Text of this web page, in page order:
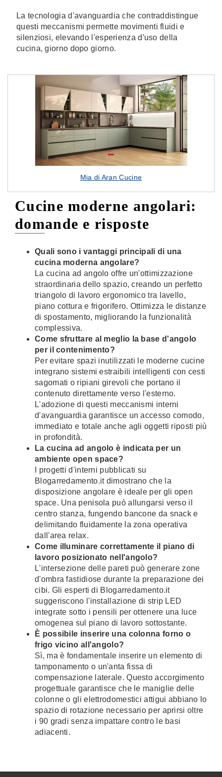
La tecnologia d'avanguardia che contraddistingue
questi meccanismi permette movimenti fluidi e
silenziosi, elevando l'esperienza d'uso della
cucina, giorno dopo giorno.
Mia di Aran Cucine
Cucine moderne angolari:
domande e risposte
Quali sono i vantaggi principali di una
cucina moderna angolare?
La cucina ad angolo offre un'ottimizzazione
straordinaria dello spazio, creando un perfetto
triangolo di lavoro ergonomico tra lavello,
piano cottura e frigorifero. Ottimizza le distanze
di spostamento, migliorando la funzionalità
complessiva.
Come sfruttare al meglio la base d'angolo
per il contenimento?
Per evitare spazi inutilizzati le moderne cucine
integrano sistemi estraibili intelligenti con cesti
sagomati o ripiani girevoli che portano il
contenuto direttamente verso l'esterno.
L'adozione di questi meccanismi interni
d'avanguardia garantisce un accesso comodo,
immediato e totale anche agli oggetti riposti più
in profondità.
La cucina ad angolo è indicata per un
ambiente open space?
I progetti d'interni pubblicati su
Blogarredamento.it dimostrano che la
disposizione angolare è ideale per gli open
space. Una penisola può allungarsi verso il
centro stanza, fungendo bancone da snack e
delimitando fluidamente la zona operativa
dall'area relax.
Come illuminare correttamente il piano di
lavoro posizionato nell'angolo?
L'intersezione delle pareti può generare zone
d'ombra fastidiose durante la preparazione dei
cibi. Gli esperti di Blogarredamento.it
suggeriscono l'installazione di strip LED
integrate sotto i pensili per ottenere una luce
omogenea sul piano di lavoro sottostante.
È possibile inserire una colonna forno o
frigo vicino all'angolo?
Sì, ma è fondamentale inserire un elemento di
tamponamento o un'anta fissa di
compensazione laterale. Questo accorgimento
progettuale garantisce che le maniglie delle
colonne o gli elettrodomestici attigui abbiano lo
spazio di rotazione necessario per aprirsi oltre
i 90 gradi senza impattare contro le basi
adiacenti.